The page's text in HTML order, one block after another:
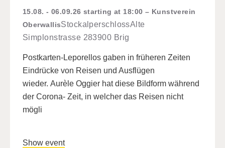
15.08. - 06.09.26 starting at 18:00
Kunstverein
OberwallisStockalperschlossAlte
Simplonstrasse 283900 Brig
Postkarten-Leporellos gaben in früheren Zeiten
Eindrücke von Reisen und Ausflügen
wieder. Aurèle Oggier hat diese Bildform während
der Corona- Zeit, in welcher das Reisen nicht
mögli
Show event